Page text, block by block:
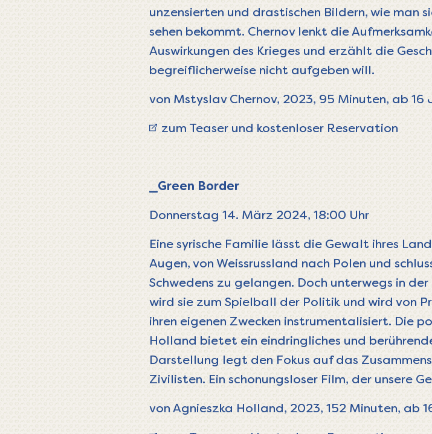
unzensierten und drastischen Bildern, wie man
sehen bekommt. Chernov lenkt die
Auswirkungen des Krieges und erzählt die
begreiflicherweise nicht aufgeben will.
von Mstyslav Chernov, 2023, 95 Minuten, ab 16
zum Teaser und kostenloser Reservation
_Green Border
Donnerstag 14. März 2024, 18:00 Uhr
Eine syrische Familie lässt die Gewalt ihres
Augen, von Weissrussland nach Polen und
Schwedens zu gelangen. Doch unterwegs in
wird sie zum Spielball der Politik und wird von
ihren eigenen Zwecken instrumentalisiert. Die
Holland bietet ein eindringliches und
Darstellung legt den Fokus auf das
Zivilisten. Ein schonungsloser Film, der unsere
von Agnieszka Holland, 2023, 152 Minuten, ab